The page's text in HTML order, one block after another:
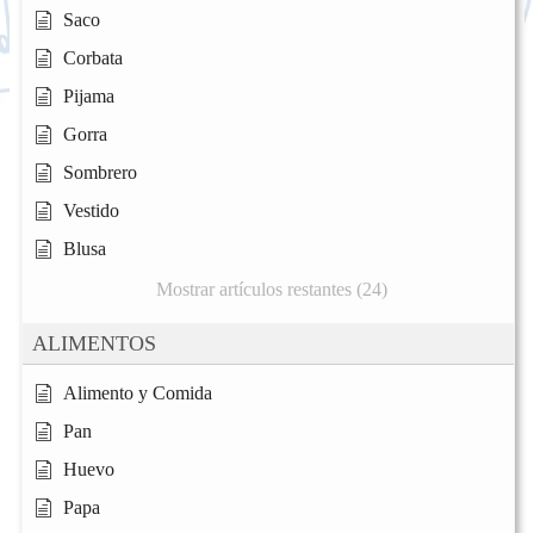
Saco
Corbata
Pijama
Gorra
Sombrero
Vestido
Blusa
Mostrar artículos restantes (24)
ALIMENTOS
Alimento y Comida
Pan
Huevo
Papa